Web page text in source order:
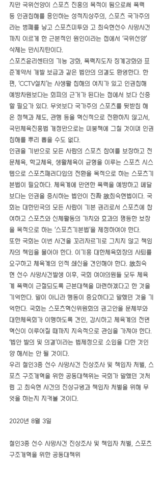
지만 국위선양이 스포츠 진흥의 목적이 됨으로써 폭력
등 인권침해를 용인하는 성적지상주의, 스포츠 국가주의
라는 병폐를 낳고 스포츠미투와 고 최숙현선수 사망사건
까지 이르게 한 근본적인 원인이라는 점에서 ‘국위선양’
삭제는 만시지탄이다.
스포츠윤리센터의 기능 강화, 폭력지도자 징계강화와 표
준계약서 개발 보급과 같은 법안의 의결도 환영한다. 한
편, ‘CCTV설치’는 사생활 침해의 여지가 있고 인권침해
예방차원보다는 회피의 근거가 된다는 점에서 보다 신중
할 필요가 있다. 무엇보다 국가주의 스포츠를 뒷받침 해
온 정책과 제도, 관행 등을 혁신적으로 전환하지 않고서,
국민체육진흥법 개정만으로는 미봉책에 그칠 것이며 인권
침해를 뿌리 뽑을 수도 없다.
인권을 기반으로 모든 사람의 스포츠 참여를 보장하고 전
문체육, 학교체육, 생활체육이 균형을 이루는 스포츠 시스
템으로 스포츠패러다임의 전환을 목적으로 하는 스포츠기
본법이 필요하다. 체육계에 만연한 폭력을 예방하고 메달
보다는 인권을 중시하는 법안이 진짜 故최숙현법이다. 국
회는 대한민국의 모든 사람이 기본 권리로서 스포츠에 참
여하고 스포츠와 신체활동의 가치와 효과의 평등한 보장
을 목적으로 하는 ‘스포츠기본법’을 제정하여야 한다.
또한 국회는 이번 사건을 꼬리자르기로 그치지 않고 책임
자의 책임을 물어야 한다. 이기흥 대한체육회장의 사퇴를
요구하고 체육계의 인적 쇄신을 견인해야 한다. 故최숙
현 선수 사망사건발생 이후, 국회 여야의원들 모두 체육
계 폭력이 근절되도록 근본대책을 마련하겠다고 한 것을
기억한다. 말이 아니라 행동이 중요하다고 말했던 것을 기
억한다. 국회는 스포츠혁신위원회의 권고안을 문체부와
대한체육회가 이행하도록 견인, 감시하고 체육계의 전면
혁신이 이루어질 때까지 지속적으로 관심을 가져야 한다.
‘법안 발의 및 의결’이라는 법제정으로 소임을 다한 것인
양 해서는 안 될 것이다.
우리 철인3종 선수 사망사건 진상조사 및 책임자 처벌, 스
포츠 구조개혁을 위한 공동대책위는 국회가 말했던 것처
럼 고 최숙현 사건의 진상규명과 책임자 처벌을 위해 무
엇을 하는지 지켜볼 것이다.
2020년 8월 3일
철인3종 선수 사망사건 진상조사 및 책임자 처벌, 스포츠
구조개혁을 위한 공동대책위